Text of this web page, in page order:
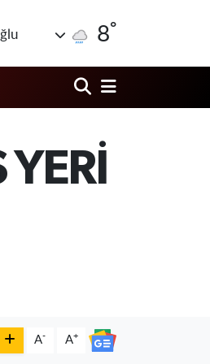
8°
A- A+